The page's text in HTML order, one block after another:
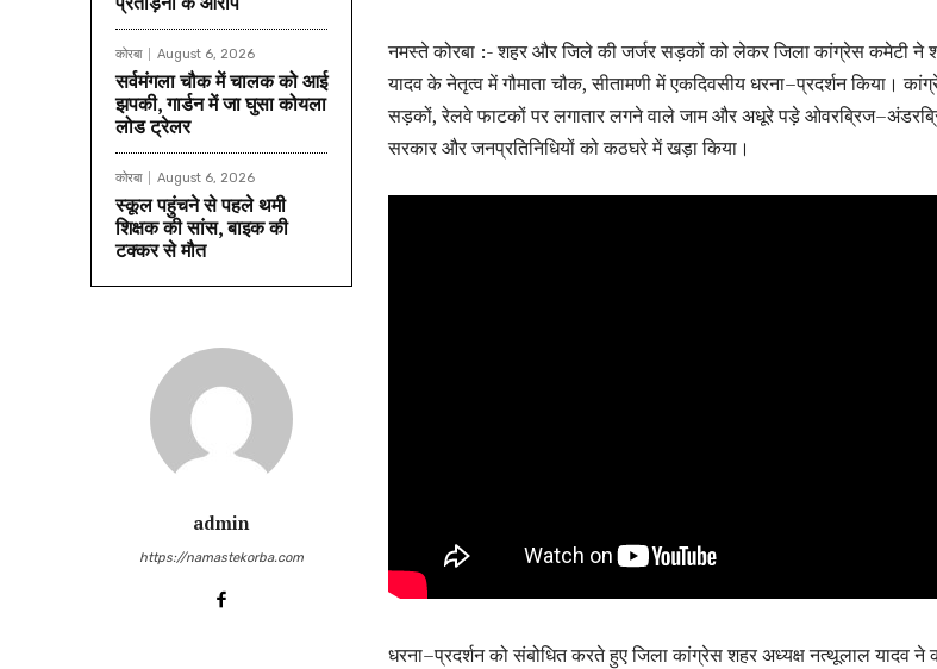
कोरबा August 6, 2026
सर्वमंगला चौक में चालक को आई
झपकी, गार्डन में जा घुसा कोयला
लोड ट्रेलर
कोरबा August 6, 2026
स्कूल पहुंचने से पहले थमी
शिक्षक की सांस, बाइक की
टक्कर से मौत
admin
https://namastekorba.com
नमस्ते कोरबा :- शहर और जिले की जर्जर सड़कों को लेकर जिला कांग्रेस कमेटी ने
यादव के नेतृत्व में गौमाता चौक, सीतामणी में एकदिवसीय धरना–प्रदर्शन किया।
सड़कों, रेलवे फाटकों पर लगातार लगने वाले जाम और अधूरे पड़े
सरकार और जनप्रतिनिधियों को कठघरे में खड़ा किया।
धरना–प्रदर्शन को संबोधित करते हुए जिला कांग्रेस शहर अध्यक्ष नत्थूलाल यादव